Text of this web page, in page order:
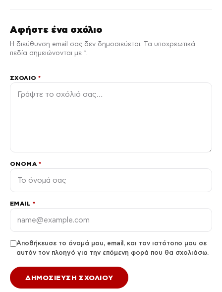
Αφήστε ένα σχόλιο
Η διεύθυνση email σας δεν δημοσιεύεται. Τα υποχρεωτικά
πεδία σημειώνονται με *.
ΣΧΌΛΙΟ*
ΌΝΟΜΑ *
EMAIL *
Αποθήκευσε το όνομά μου, email, και τον ιστότοπο μου σε
αυτόν τον πλοηγό για την επόμενη φορά που θα σχολιάσω.